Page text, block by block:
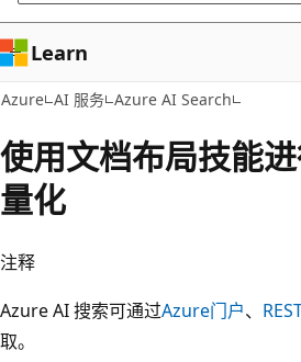
Learn
Azure AI 服务 Azure AI Search
使用文档布局技能
量化
注释
Azure AI 搜索可通过Azure门户、
取。